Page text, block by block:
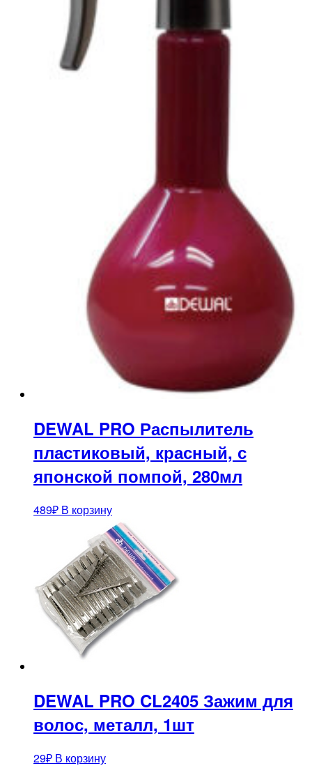
DEWAL PRO Распылитель
пластиковый, красный, с
японской помпой, 280мл
489₽ В корзину
DEWAL PRO CL2405 Зажим для
волос, металл, 1шт
29₽ В корзину